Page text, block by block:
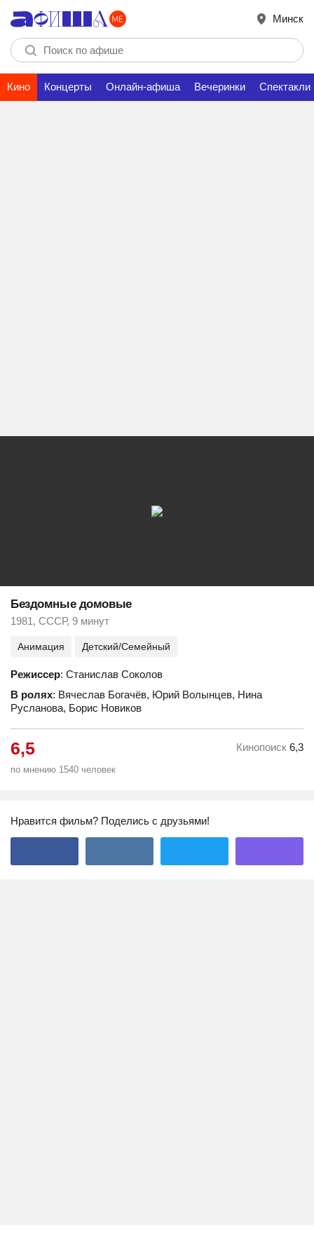
Минск
Кино Концерты Онлайн-афиша Вечеринки Спектакли
Бездомные домовые
1981, СССР, 9 минут
Анимация Детский/Семейный
Режиссер: Станислав Соколов
В ролях: Вячеслав Богачёв, Юрий Волынцев, Нина
Русланова, Борис Новиков
6,5
по мнению 1540 человек
Кинопоиск 6,3
Нравится фильм? Поделись с друзьями!